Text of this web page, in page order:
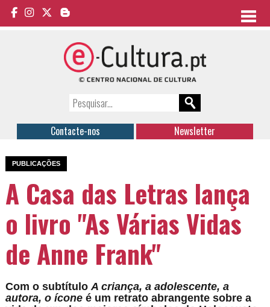
Contacte-nos Newsletter
PUBLICAÇÕES
A Casa das Letras lança
o livro "As Várias Vidas
de Anne Frank"
Com o subtítuloA criança, a adolescente, a
autora, o ícone é um retrato abrangente sobre a